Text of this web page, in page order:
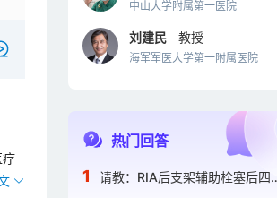
疗
中山大学附属第一医院
刘建民 教授
海军军医大学第一附属医院
热门回答
1
请教：RIA后支架辅助栓塞后四